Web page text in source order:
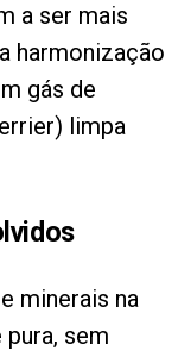
a ser mais
harmonização
gás de
limpa
minerais na
sem